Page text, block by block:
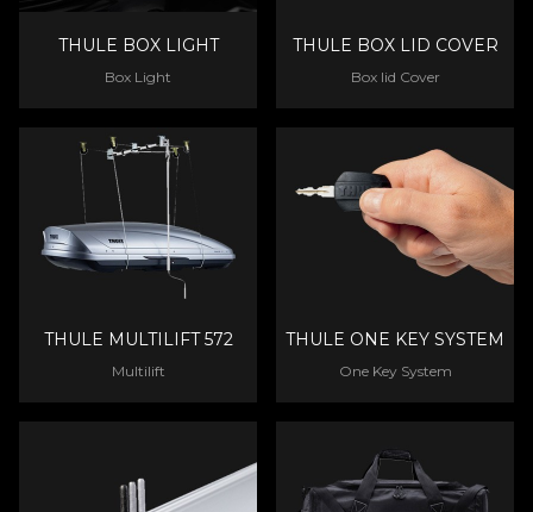
THULE BOX LIGHT
Box Light
THULE BOX LID COVER
Box lid Cover
THULE MULTILIFT 572
Multilift
THULE ONE KEY SYSTEM
One Key System